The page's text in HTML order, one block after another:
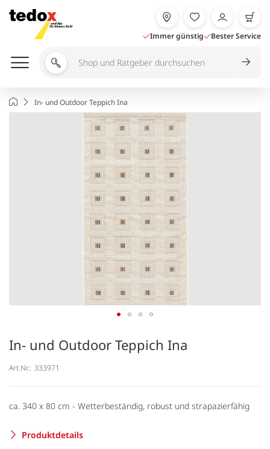
Inhalt
springen
Immer günstig Bester Service
Shop
durchsuchen
StartseiteIn- und Outdoor Teppich Ina
In- und Outdoor Teppich Ina
Art.Nr.: 333971
ca. 340 x 80 cm - Wetterbeständig, robust und strapazierfähig
Produktdetails